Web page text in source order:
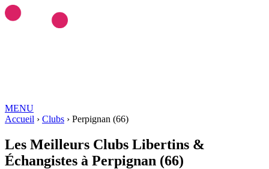
MENU
Love ROOMS COQUINES
Franche-Comté BretagneCentre-Val-de-LoireGrand-Est
FranceÎle-de-FranceNormandieNouvelle-AquitaineOccitanie
de-la-LoireProvence-Alpes-Côte-d'Azur
Accueil › Clubs › Perpignan (66)
Les Meilleurs Clubs Libertins &
Échangistes à Perpignan (66)